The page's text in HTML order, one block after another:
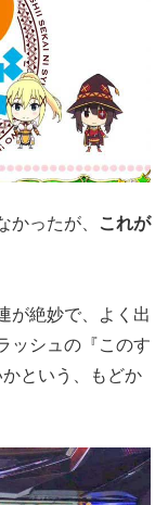
かったが、
これが
が絶妙で、よく出
ッシュの『このす
という、もどか